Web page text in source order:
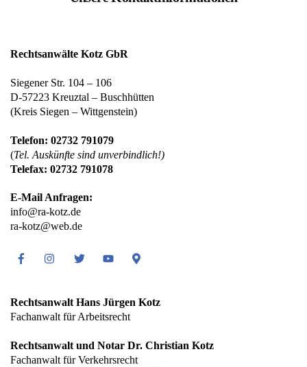
Rechtsanwälte Kotz GbR
Siegener Str. 104 – 106
D-57223 Kreuztal – Buschhütten
(Kreis Siegen – Wittgenstein)
Telefon: 02732 791079
(Tel. Auskünfte sind unverbindlich!)
Telefax: 02732 791078
E-Mail Anfragen:
info@ra-kotz.de
ra-kotz@web.de
FacebookInstagramTwitter Youtube Google
Rechtsanwalt Hans Jürgen Kotz
Fachanwalt für Arbeitsrecht
Rechtsanwalt und Notar Dr. Christian Kotz
Fachanwalt für Verkehrsrecht